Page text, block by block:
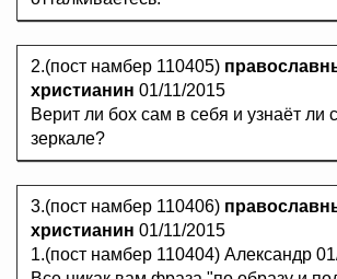
2.(пост намбер 110405)
христианин 01/11/2015
Верит ли бох сам в себя и узнаёт ли
зеркале?
3.(пост намбер 110406)
христианин 01/11/2015
1.(пост намбер 110404) Александр